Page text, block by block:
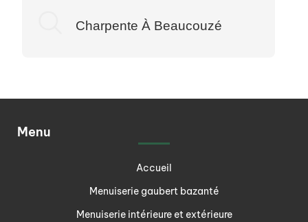
Charpente À Beaucouzé
Menu
Accueil
Menuiserie gaubert bazanté
Menuiserie intérieure et extérieure